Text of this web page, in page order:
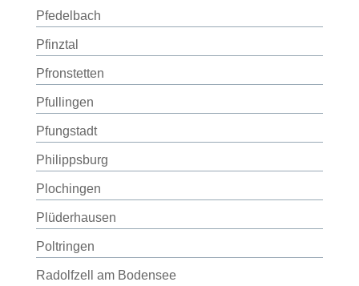
Pfedelbach
Pfinztal
Pfronstetten
Pfullingen
Pfungstadt
Philippsburg
Plochingen
Plüderhausen
Poltringen
Radolfzell am Bodensee